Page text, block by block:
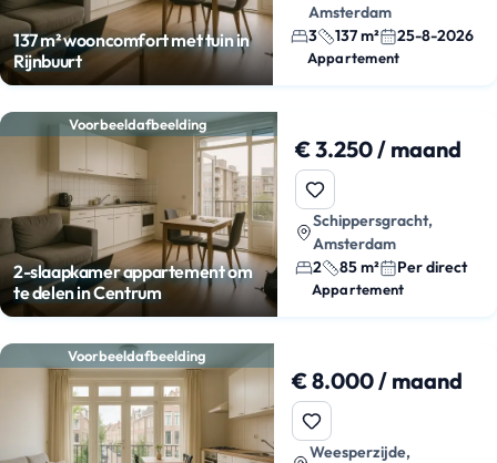
137 m² wooncomfort met tuin in
Rijnbuurt
Amsterdam
3
137 m² 25-8-2026
Appartement
Voorbeeldafbeelding
2-slaapkamer appartement om
te delen in Centrum
€ 3.250 / maand
Schippersgracht,
Amsterdam
2
85 m² Per direct
Appartement
Voorbeeldafbeelding
€ 8.000 / maand
Weesperzijde,